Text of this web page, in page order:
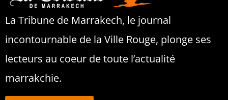
La Tribune de Marrakech, le journal
incontournable de la Ville Rouge, plonge ses
lecteurs au coeur de toute l’actualité
marrakchie.